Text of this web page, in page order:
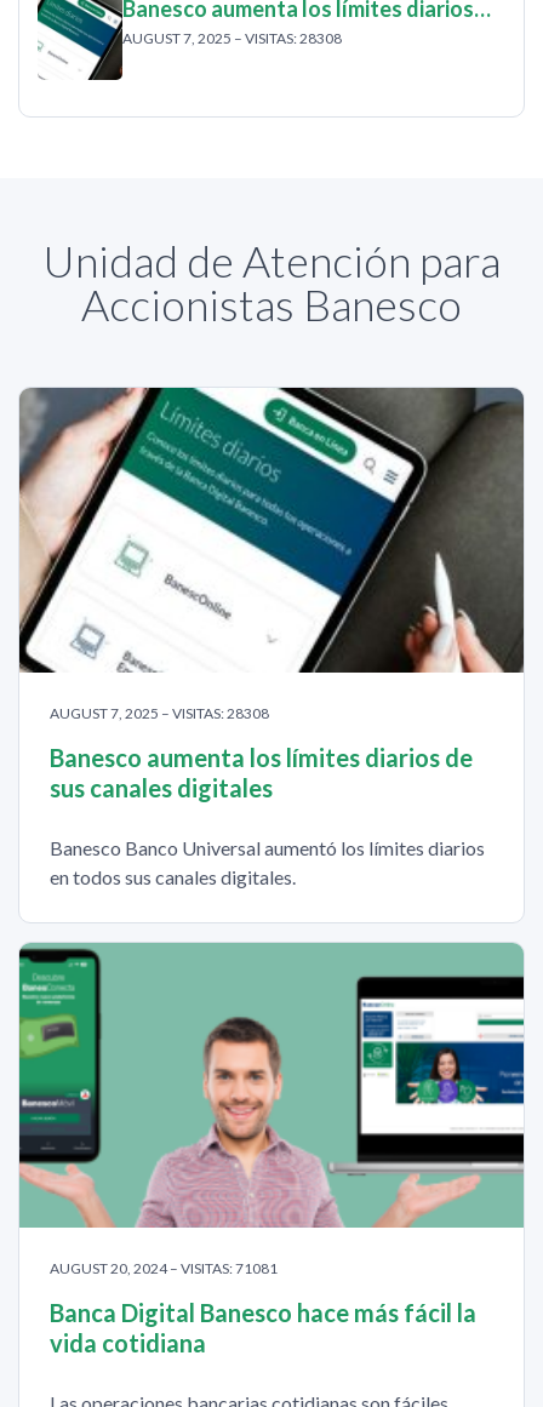
Banesco aumenta los límites diarios…
AUGUST 7, 2025 – VISITAS: 28308
Unidad de Atención para
Accionistas Banesco
AUGUST 7, 2025 – VISITAS: 28308
Banesco aumenta los límites diarios de
sus canales digitales
Banesco Banco Universal aumentó los límites diarios
en todos sus canales digitales.
AUGUST 20, 2024 – VISITAS: 71081
Banca Digital Banesco hace más fácil la
vida cotidiana
Las operaciones bancarias cotidianas son fáciles,